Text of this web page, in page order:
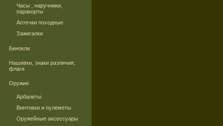
Часы , наручники,
паракорты
Аптечки походные
Зажигалки
Бинокли
Нашивки, знаки различия,
флаги
Оружие
Арбалеты
Винтовки и пулеметы
Оружейные аксессуары